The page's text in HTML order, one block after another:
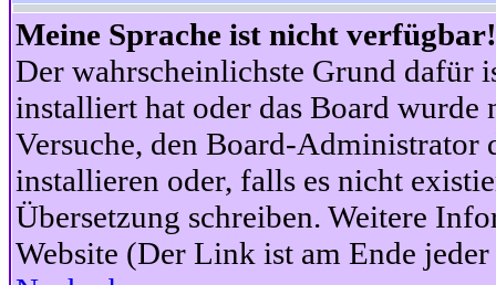
Meine Sprache ist nicht verfügbar!
Der wahrscheinlichste Grund dafür
installiert hat oder das Board wurde
Versuche, den Board-Administrator
installieren oder, falls es nicht
Übersetzung schreiben. Weitere
Website (Der Link ist am Ende jeder